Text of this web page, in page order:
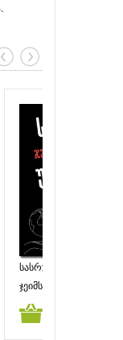
სასრული და
თამაშები
ჯეიმს ქარსი
კალათაში